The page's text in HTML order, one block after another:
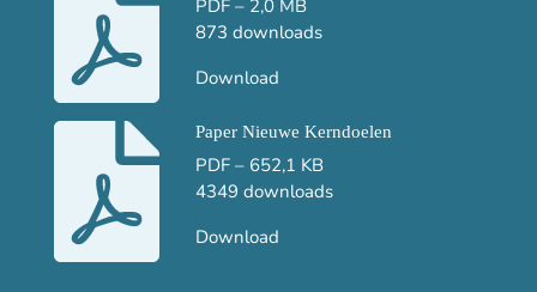
PDF – 2,0 MB
873 downloads
Download
Paper Nieuwe Kerndoelen
PDF – 652,1 KB
4349 downloads
Download